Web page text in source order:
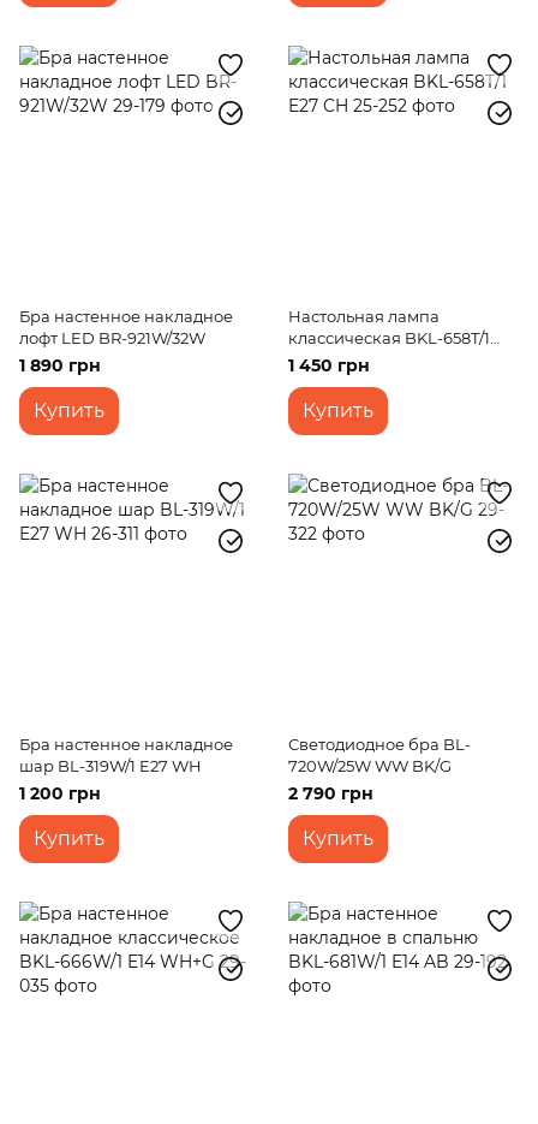
Бра настенное накладное
лофт LED BR-921W/32W
1 890 грн
Купить
Настольная лампа
классическая BKL-658T/1
E27 CH
1 450 грн
Купить
Бра настенное накладное
шар BL-319W/1 E27 WH
1 200 грн
Купить
Светодиодное бра BL-
720W/25W WW BK/G
2 790 грн
Купить